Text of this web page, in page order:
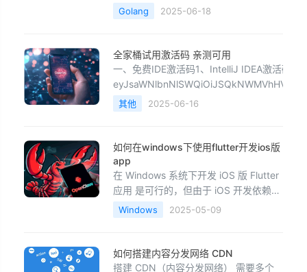
安全传值。在此我来演示下如何使用
Context 进行安全传值：
(&nbsp; &nbsp;&nbsp;"co
Golang 2025-06-18
全家桶试用激活码 亲测可用
一、免费IDE激活码1、IntelliJ IDEA激活码1
其他 2025-06-16
如何在windows下使用flutter开发ios版
app
在 Windows 系统下开发 iOS 版 Flutter
应用 是可行的，但由于 iOS 开发依赖
Xcode（仅 macOS 可用），因此需要
一些额外配置。以下是几种解决方案：
适用场景：没有 Mac 设备，但能接受虚
拟机方案。步骤安装 macOS 虚拟
Windows 2025-05-09
如何搭建内容分发网络 CDN
搭建 CDN（内容分发网络） 需要多个